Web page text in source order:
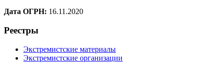
Дата ОГРН: 16.11.2020
Реестры
Экстремистские материалы
Экстремистские организации